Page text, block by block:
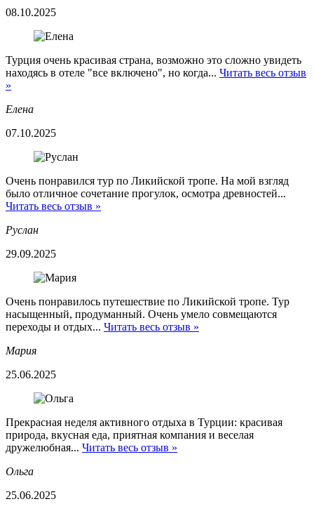
08.10.2025
Турция очень красивая страна, возможно это сложно увидеть
находясь в отеле "все включено", но когда... Читать весь отзыв
»
Елена
07.10.2025
Очень понравился тур по Ликийской тропе. На мой взгляд
было отличное сочетание прогулок, осмотра древностей...
Читать весь отзыв »
Руслан
29.09.2025
Очень понравилось путешествие по Ликийской тропе. Тур
насыщенный, продуманный. Очень умело совмещаются
переходы и отдых... Читать весь отзыв »
Мария
25.06.2025
Прекрасная неделя активного отдыха в Турции: красивая
природа, вкусная еда, приятная компания и веселая
дружелюбная... Читать весь отзыв »
Ольга
25.06.2025